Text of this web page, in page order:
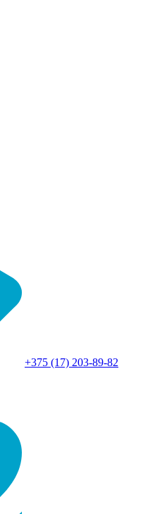
+375 (17) 203-89-82